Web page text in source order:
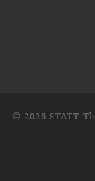
© 2026 STATT-